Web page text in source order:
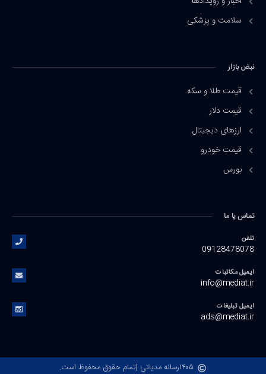
سلامت و پزشکی
نبض بازار
قیمت طلا و سکه
قیمت دلار
ارزهای دیجیتال
قیمت خودرو
بورس
تماس یا ما
تلفن
09128478078
ایمیل مکاتبات
info@mediat.ir
ایمیل تبلیغات
ads@mediat.ir
۱۴۰۵رسانه مدیاتی |تمام حقوق محفوظ است.